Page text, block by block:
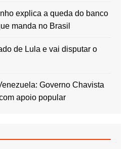
explica a queda do banco
manda no Brasil
de Lula e vai disputar o
Governo Chavista
apoio popular